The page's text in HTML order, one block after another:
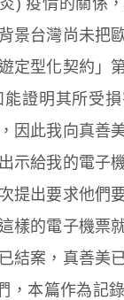
) 疫情的關係
景台灣尚未把
定型化契約」
證明其所受
因此我向真善
示給我的電子
提出要求他們
樣的電子機票
結案，真善美
，本篇作為記